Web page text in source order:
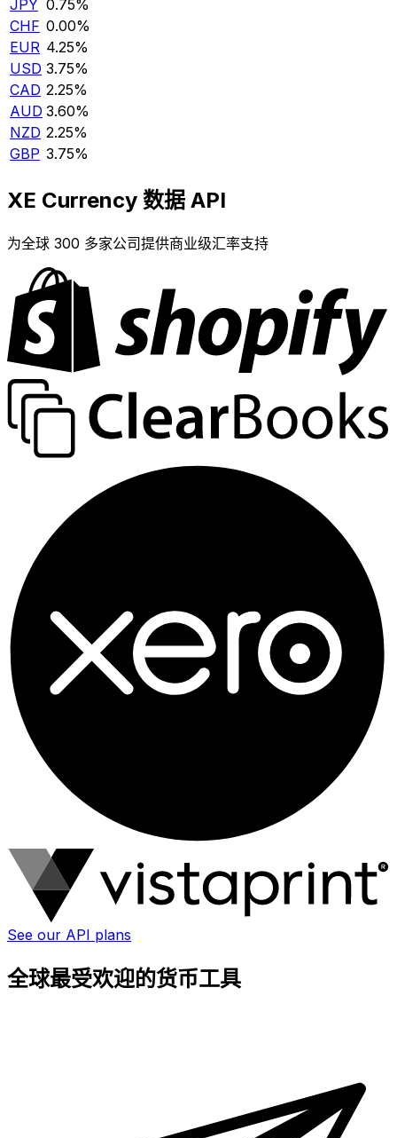
JPY 0.75%
CHF 0.00%
EUR 4.25%
USD 3.75%
CAD 2.25%
AUD 3.60%
NZD 2.25%
GBP 3.75%
XE Currency 数据 API
为全球 300 多家公司提供商业级汇率支持
See our API plans
全球最受欢迎的货币工具